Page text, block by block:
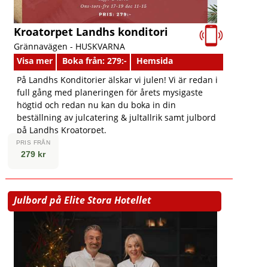
Kroatorpet Landhs konditori
Grännavägen - HUSKVARNA
Visa mer
Boka från: 279:-
Hemsida
På Landhs Konditorier älskar vi julen! Vi är redan i
full gång med planeringen för årets mysigaste
högtid och redan nu kan du boka in din
beställning av julcatering & jultallrik samt julbord
på Landhs Kroatorpet.
PRIS FRÅN
279 kr
Julbord på Elite Stora Hotellet